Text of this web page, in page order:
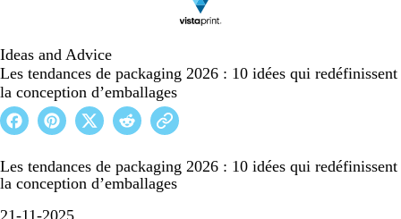
Ideas and Advice
Les tendances de packaging 2026 : 10 idées qui redéfinissent
la conception d’emballages
Les tendances de packaging 2026 : 10 idées qui redéfinissent
la conception d’emballages
21-11-2025